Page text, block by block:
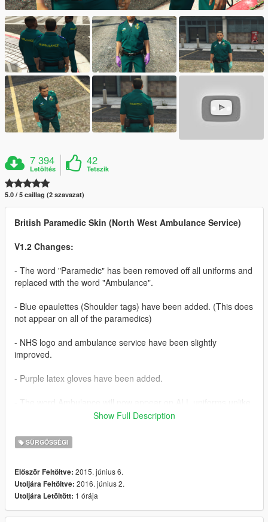
7 394
Letöltés
42
Tetszik
5.0 / 5 csillag (2 szavazat)
British Paramedic Skin (North West Ambulance Service)
V1.2 Changes:
- The word "Paramedic" has been removed off all uniforms and
replaced with the word "Ambulance".
- Blue epaulettes (Shoulder tags) have been added. (This does
not appear on all of the paramedics)
- NHS logo and ambulance service have been slightly
improved.
- Purple latex gloves have been added.
How to Install:
Insert the file into: C:\Program Files
V\x64e.rpf\models\cdimages\componentpeds_s_m_m.rpf\
CREATED BY VINDICTIVE - DO NOT RE-UPLOAD OR
REDISTRIBUTE.
Show Full Description
SŰRGŐSSÉGI
Először Feltöltve: 2015. június 6.
Utoljára Feltöltve: 2016. június 2.
Utoljára Letöltött: 1 órája